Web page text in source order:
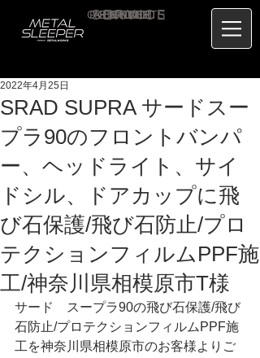
HOME
CONCEPT
SERVICE
ABOUT US
BLOG
PRICE
CONTACT
RECRUIT
SRAD SUPRA サードスー
プラ90のフロントバンパ
ー、ヘッドライト、サイ
ドシル、ドアカップに飛
び石保護/飛び石防止/プロ
テクションフィルムPPF施
工/神奈川県相模原市T様
2022年4月25日
サード　スープラ90の飛び石保護/飛び
石防止/プロテクションフィルムPPF施
工を神奈川県相模原市のお客様よりご